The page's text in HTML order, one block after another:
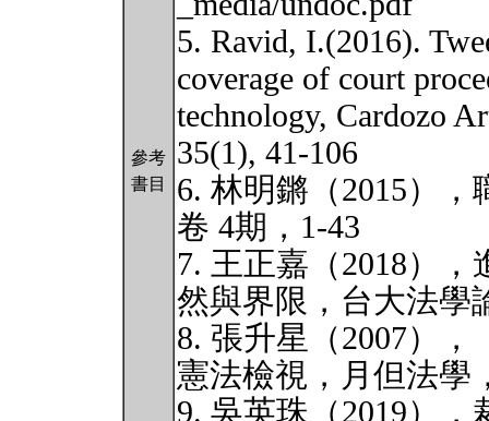
參考
書目
5. Ravid, I.(2016).
coverage of court
technology, Cardozo
35(1), 41-106
6. 林明鏘（2015）
卷 4期，1-43
7. 王正嘉（2018）
然與界限，台大法學
8. 張升星（2007）
憲法檢視，月但法學
9. 吳英珠（2019）